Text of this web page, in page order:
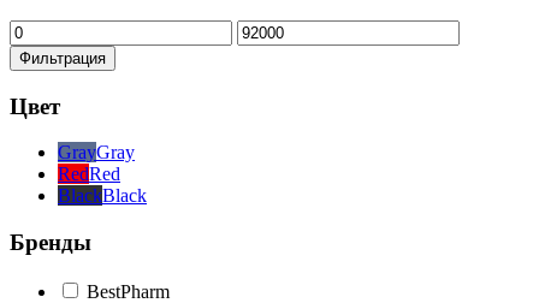
Минимальная
цена
Максимальная
цена
Фильтрация
Цвет
GrayGray
RedRed
BlackBlack
Бренды
BestPharm